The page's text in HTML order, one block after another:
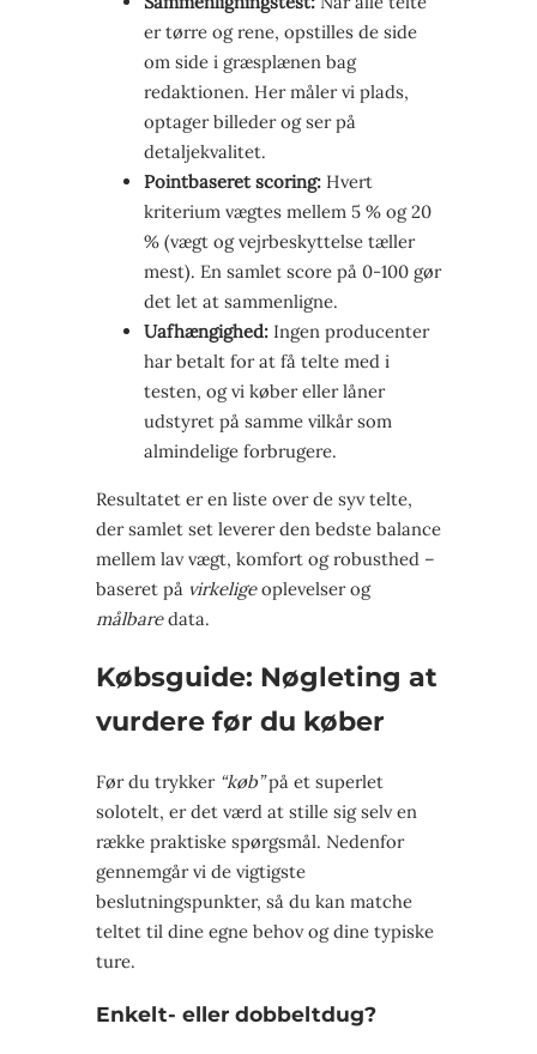
er tørre og rene, opstilles de side
om side i græsplænen bag
redaktionen. Her måler vi plads,
optager billeder og ser på
detaljekvalitet.
Pointbaseret scoring: Hvert
kriterium vægtes mellem 5 % og 20
% (vægt og vejrbeskyttelse tæller
mest). En samlet score på 0-100 gør
det let at sammenligne.
Uafhængighed: Ingen producenter
har betalt for at få telte med i
testen, og vi køber eller låner
udstyret på samme vilkår som
almindelige forbrugere.
Resultatet er en liste over de syv telte,
der samlet set leverer den bedste balance
mellem lav vægt, komfort og robusthed –
baseret på virkeligeoplevelser og
målbaredata.
Købsguide: Nøgleting at
vurdere før du køber
Før du trykker “køb”på et superlet
solotelt, er det værd at stille sig selv en
række praktiske spørgsmål. Nedenfor
gennemgår vi de vigtigste
beslutningspunkter, så du kan matche
teltet til dine egne behov og dine typiske
ture.
Enkelt- eller dobbeltdug?